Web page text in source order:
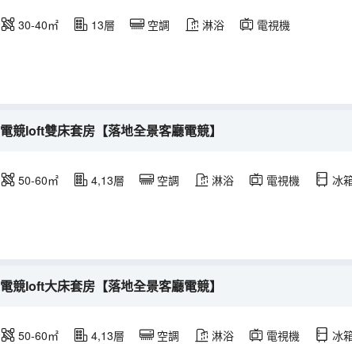
30-40㎡ 13層 空調 淋浴 電視機
電競loft雙床套房【落地全景客廳電競】
50-60㎡ 4,13層 空調 淋浴 電視機 冰
電競loft大床套房【落地全景客廳電競】
50-60㎡ 4,13層 空調 淋浴 電視機 冰